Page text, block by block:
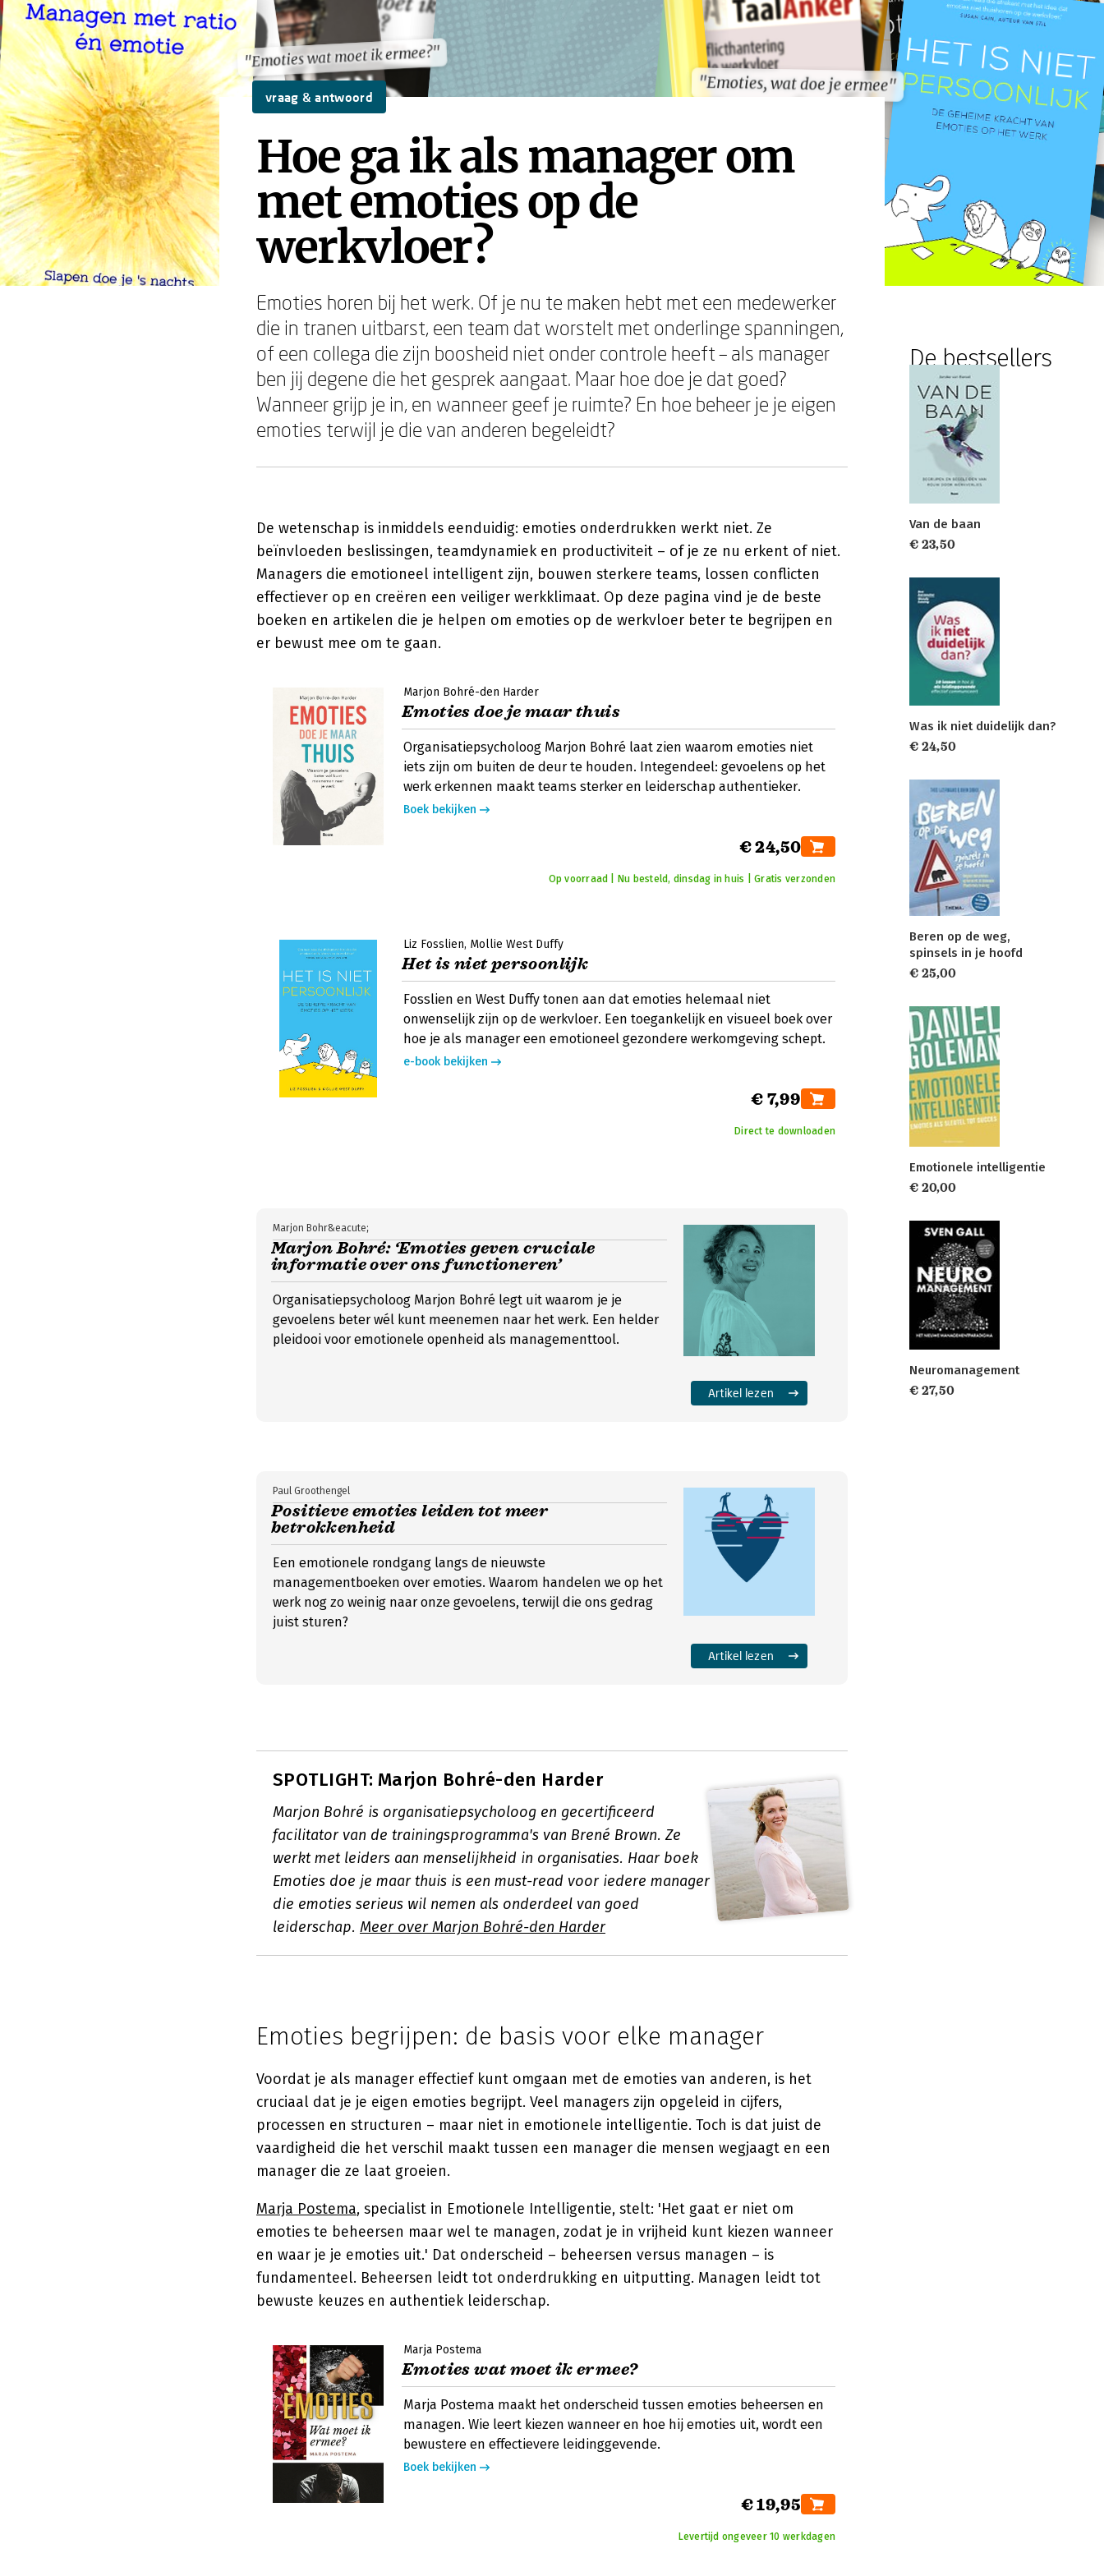
"Emoties wat moet ik ermee?"
"Emoties, wat doe je ermee"
"Emoties wat moet ik ermee?"
"Emoties, wat doe je ermee"
vraag & antwoord
Hoe ga ik als manager om
met emoties op de
werkvloer?
Emoties horen bij het werk. Of je nu te maken hebt met een medewerker
die in tranen uitbarst, een team dat worstelt met onderlinge spanningen,
of een collega die zijn boosheid niet onder controle heeft – als manager
ben jij degene die het gesprek aangaat. Maar hoe doe je dat goed?
Wanneer grijp je in, en wanneer geef je ruimte? En hoe beheer je je eigen
emoties terwijl je die van anderen begeleidt?
De wetenschap is inmiddels eenduidig: emoties onderdrukken werkt niet. Ze
beïnvloeden beslissingen, teamdynamiek en productiviteit – of je ze nu erkent of niet.
Managers die emotioneel intelligent zijn, bouwen sterkere teams, lossen conflicten
effectiever op en creëren een veiliger werkklimaat. Op deze pagina vind je de beste
boeken en artikelen die je helpen om emoties op de werkvloer beter te begrijpen en
er bewust mee om te gaan.
Marjon Bohré-den Harder
Emoties doe je maar thuis
Organisatiepsycholoog Marjon Bohré laat zien waarom emoties niet
iets zijn om buiten de deur te houden. Integendeel: gevoelens op het
werk erkennen maakt teams sterker en leiderschap authentieker.
Boek bekijken
€ 24,50
Op voorraad | Nu besteld, dinsdag in huis | Gratis verzonden
Liz Fosslien Mollie West Duffy
Het is niet persoonlijk
Fosslien en West Duffy tonen aan dat emoties helemaal niet
onwenselijk zijn op de werkvloer. Een toegankelijk en visueel boek over
hoe je als manager een emotioneel gezondere werkomgeving schept.
e-book bekijken
€ 7,99
Direct te downloaden
Marjon Bohré: ‘Emoties geven cruciale
informatie over ons functioneren’
Marjon Bohr&eacute;
Organisatiepsycholoog Marjon Bohré legt uit waarom je je
gevoelens beter wél kunt meenemen naar het werk. Een helder
pleidooi voor emotionele openheid als managementtool.
Artikel lezen
Positieve emoties leiden tot meer
betrokkenheid
Paul Groothengel
Een emotionele rondgang langs de nieuwste
managementboeken over emoties. Waarom handelen we op het
werk nog zo weinig naar onze gevoelens, terwijl die ons gedrag
juist sturen?
Artikel lezen
SPOTLIGHT: Marjon Bohré-den Harder
Marjon Bohré is organisatiepsycholoog en gecertificeerd
facilitator van de trainingsprogramma's van Brené Brown. Ze
werkt met leiders aan menselijkheid in organisaties. Haar boek
Emoties doe je maar thuis is een must-read voor iedere manager
die emoties serieus wil nemen als onderdeel van goed
leiderschap. Meer over Marjon Bohré-den Harder
Emoties begrijpen: de basis voor elke manager
Voordat je als manager effectief kunt omgaan met de emoties van anderen, is het
cruciaal dat je je eigen emoties begrijpt. Veel managers zijn opgeleid in cijfers,
processen en structuren – maar niet in emotionele intelligentie. Toch is dat juist de
vaardigheid die het verschil maakt tussen een manager die mensen wegjaagt en een
manager die ze laat groeien.
Marja Postema, specialist in Emotionele Intelligentie, stelt: 'Het gaat er niet om
emoties te beheersen maar wel te managen, zodat je in vrijheid kunt kiezen wanneer
en waar je je emoties uit.' Dat onderscheid – beheersen versus managen – is
fundamenteel. Beheersen leidt tot onderdrukking en uitputting. Managen leidt tot
bewuste keuzes en authentiek leiderschap.
Marja Postema
Emoties wat moet ik ermee?
Marja Postema maakt het onderscheid tussen emoties beheersen en
managen. Wie leert kiezen wanneer en hoe hij emoties uit, wordt een
bewustere en effectievere leidinggevende.
Boek bekijken
€ 19,95
Levertijd ongeveer 10 werkdagen
De bestsellers
Van de baan
€ 23,50
Was ik niet duidelijk dan?
€ 24,50
Beren op de weg,
spinsels in je hoofd
€ 25,00
Emotionele intelligentie
€ 20,00
Neuromanagement
€ 27,50